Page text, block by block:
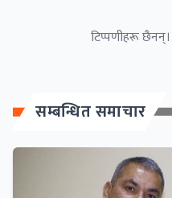
टिप्पणीहरू छैनन्।
सम्बन्धित समाचार